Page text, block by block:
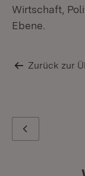
Wirtschaft,
Ebene.
Zurück zur